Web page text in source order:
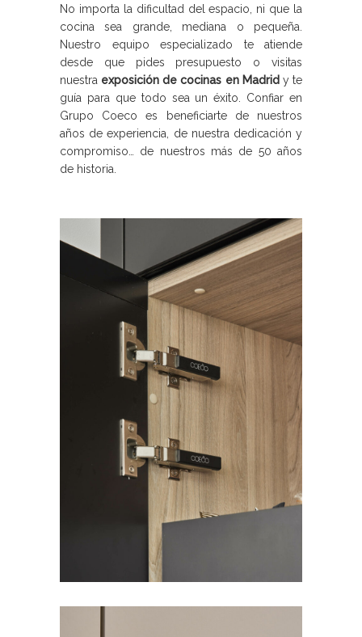
No importa la dificultad del espacio, ni que la
cocina sea grande, mediana o pequeña.
Nuestro equipo especializado te atiende
desde que pides presupuesto o visitas
nuestra exposición de cocinas en Madrid y te
guía para que todo sea un éxito. Confiar en
Grupo Coeco es beneficiarte de nuestros
años de experiencia, de nuestra dedicación y
compromiso… de nuestros más de 50 años
de historia.